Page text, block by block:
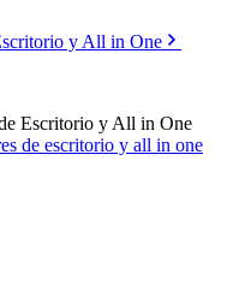
y All in One
Escritorio y All in One
de escritorio y all in one